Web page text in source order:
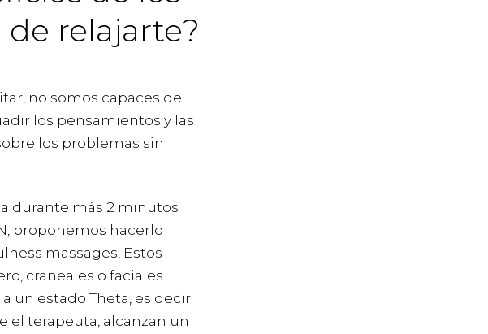
de relajarte?
no somos capaces de
los pensamientos y las
los problemas sin
durante más 2 minutos
proponemos hacerlo
massages, Estos
craneales o faciales
un estado Theta, es decir
el terapeuta, alcanzan un